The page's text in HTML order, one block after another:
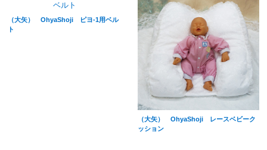
（大矢） OhyaShoji ピヨ-1用ベル
ト
（大矢） OhyaShoji レースベビーク
ッション